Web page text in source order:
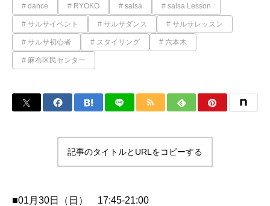
dance RYOKO salsa salsa Lesson
サルサイベント サルサダンス サルサレッスン
サルサ初心者 スタイリング 六本木
麻布区民センター
記事のタイトルとURLをコピーする
■01月30日（日） 17:45-21:00